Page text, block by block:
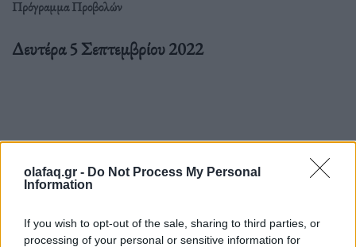
olafaq.gr - Do Not Process My Personal
Information
If you wish to opt-out of the sale, sharing to third parties, or
processing of your personal or sensitive information for
Πρόγραμμα Προβολών
Δευτέρα 5 Σεπτεμβρίου 2022
Τα κουρέλια τραγουδάνε ακόμα (1979) του Νίκου
Νικολαΐδη
Διάρκεια 123΄